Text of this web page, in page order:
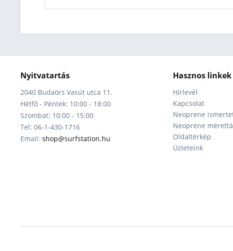
Nyitvatartás
2040 Budaörs Vasút utca 11.
Hétfő - Péntek: 10:00 - 18:00
Szombat: 10:00 - 15:00
Tel: 06-1-430-1716
Email: shop@surfstation.hu
Hasznos linkek
Hírlevél
Kapcsolat
Neoprene
Neoprene
Oldaltérkép
Üzleteink